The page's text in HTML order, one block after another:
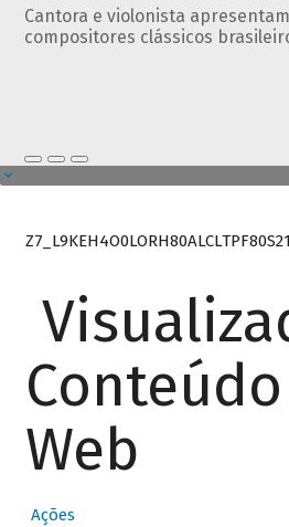
Cantora e violonista
compositores clássicos
Z7_L9KEH4O0LORH80ALCLTPF80S21
Web
Ações